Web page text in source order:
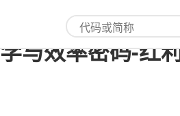
17cc不止于数字,
学与效率密码-红